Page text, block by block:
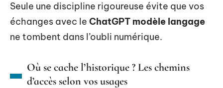
Seule une discipline rigoureuse évite que vos
échanges avec le ChatGPT modèle langage
ne tombent dans l’oubli numérique.
Où se cache l’historique ? Les chemins
d’accès selon vos usages